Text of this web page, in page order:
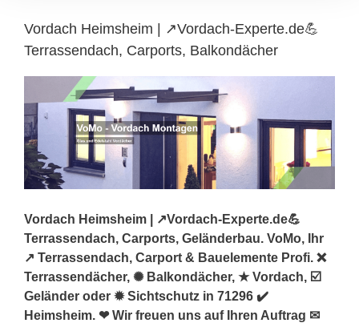
Vordach Heimsheim | ↗️Vordach-Experte.de💪
Terrassendach, Carports, Balkondächer
Vordach Heimsheim | ↗️Vordach-Experte.de💪
Terrassendach, Carports, Geländerbau. VoMo, Ihr
↗️ Terrassendach, Carport & Bauelemente Profi. ❌
Terrassendächer, ✺ Balkondächer, ★ Vordach, ☑️
Geländer oder ✹ Sichtschutz in 71296 ✔️
Heimsheim. ❤ Wir freuen uns auf Ihren Auftrag ✉